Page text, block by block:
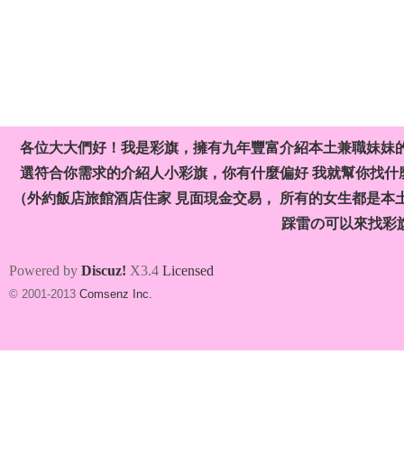
各位大大們好！我是彩旗，擁有九年豐富介紹本土兼職妹
選符合你需求的介紹人小彩旗，你有什麼偏好 我就幫你找
（外約飯店旅館酒店住家 見面現金交易， 所有的女生都是
踩雷の可以來找彩
Powered by Discuz! X3.4 Licensed
© 2001-2013 Comsenz Inc.